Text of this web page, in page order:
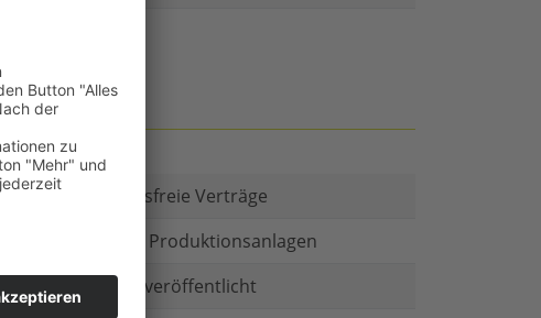
Gibt es Kautionsfreie Verträge
Investitionen in Produktionsanlagen
Geschäftsform veröffentlicht